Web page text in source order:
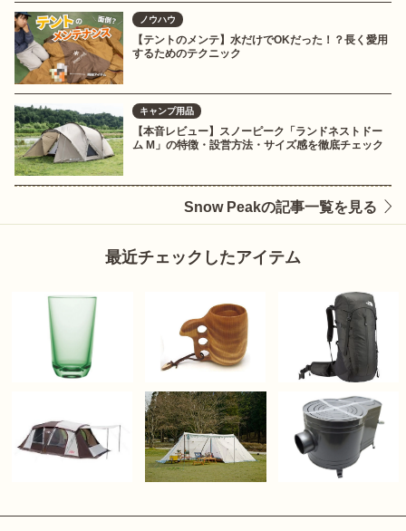
ノウハウ
【テントのメンテ】水だけでOKだった！？長く愛用
するためのテクニック
キャンプ用品
【本音レビュー】スノーピーク「ランドネストドー
ム M」の特徴・設営方法・サイズ感を徹底チェック
Snow Peakの記事一覧を見る
最近チェックしたアイテム